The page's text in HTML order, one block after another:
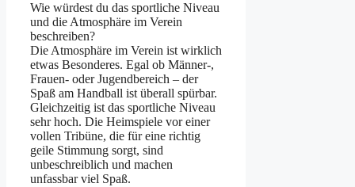
Wie würdest du das sportliche Niveau
und die Atmosphäre im Verein
beschreiben?
Die Atmosphäre im Verein ist wirklich
etwas Besonderes. Egal ob Männer-,
Frauen- oder Jugendbereich – der
Spaß am Handball ist überall spürbar.
Gleichzeitig ist das sportliche Niveau
sehr hoch. Die Heimspiele vor einer
vollen Tribüne, die für eine richtig
geile Stimmung sorgt, sind
unbeschreiblich und machen
unfassbar viel Spaß.